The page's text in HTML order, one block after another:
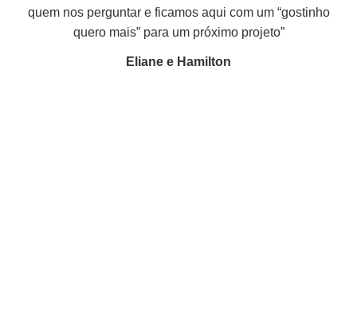
quem nos perguntar e ficamos aqui com um “gostinho
quero mais” para um próximo projeto”
Eliane e Hamilton